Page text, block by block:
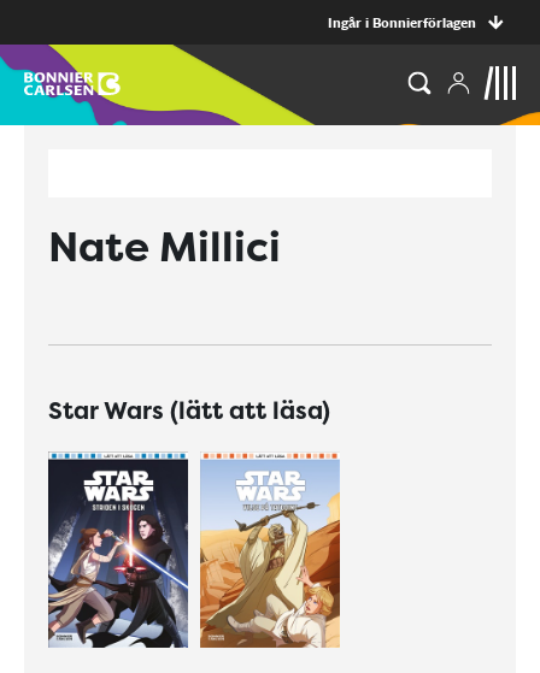
Ingår i Bonnierförlagen
Nate Millici
Star Wars (lätt att läsa)